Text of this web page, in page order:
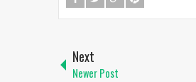
Next
Newer Post